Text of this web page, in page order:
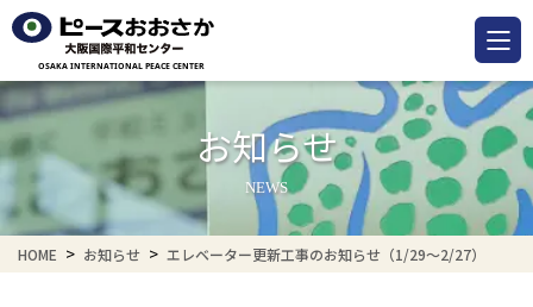
お知らせ
NEWS
HOME お知らせ エレベーター更新工事のお知らせ（1/29～2/27）